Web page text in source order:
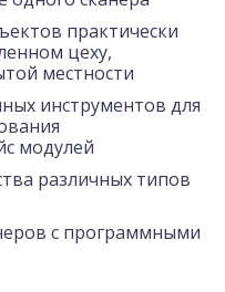
практически
цеху,
местности
инструментов для
модулей
различных типов
с программными